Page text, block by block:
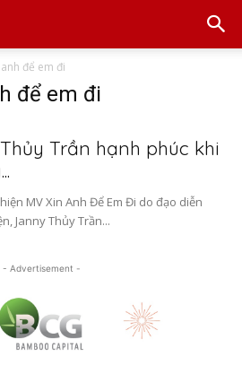
để em đi
để em đi
Trần hạnh phúc khi
MV Xin Anh Để Em Đi do đạo diễn
Janny Thủy Trần...
- Advertisement -